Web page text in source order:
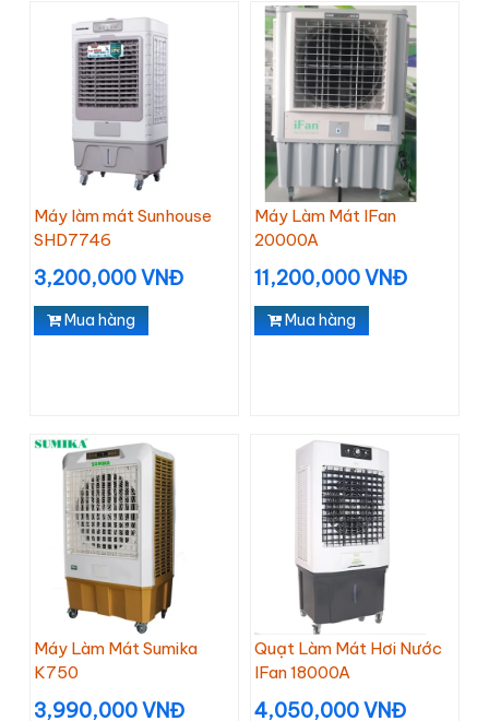
Máy làm mát Sunhouse
SHD7746
3,200,000 VNĐ
Mua hàng
Máy Làm Mát IFan
20000A
11,200,000 VNĐ
Mua hàng
Máy Làm Mát Sumika
K750
3,990,000 VNĐ
Quạt Làm Mát Hơi Nước
IFan 18000A
4,050,000 VNĐ